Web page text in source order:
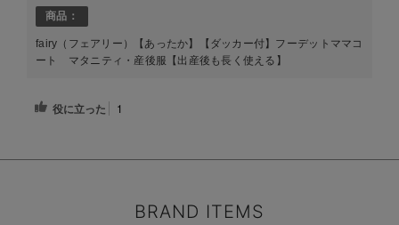
商品：
fairy（フェアリー）【あったか】【ダッカー付】フーデットママコ
ート マタニティ・産後服【出産後も長く使える】
役に立った 1
BRAND ITEMS